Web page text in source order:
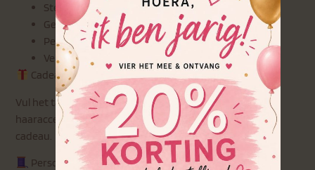
Stevige rits
Geschikt als toilettas of accessoire tas
Personalisatie: naam wordt geborduurd
Verkrijgbaar in meerdere kleuren
Cadeautip
Vul het tasje met wat verzorgingsproducten of
haaraccessoires voor een compleet en persoonlijk
cadeau.
Personalisatie